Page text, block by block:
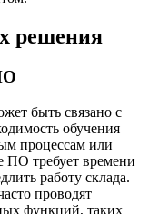
решения
быть связано с
обучения
процессам или
ПО требует времени
работу склада.
проводят
функций, таких